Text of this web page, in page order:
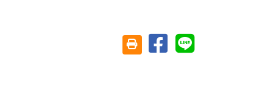
友善列印(另開視窗)
分享至臉書分享至 Line